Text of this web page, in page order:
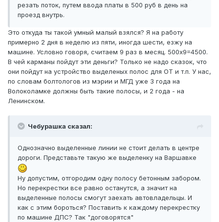
резать поток, путем ввода платы в 500 руб в день на
проезд внутрь.
Это откуда ты такой умный малый взялся? Я на работу
примерно 2 дня в неделю из пяти, иногда шести, езжу на
машине. Условно говоря, считаем 9 раз в месяц. 500х9=4500.
В чей карманы пойдут эти деньги? Только не надо сказок, что
они пойдут на устройство выделеных полос для ОТ и т.п. У нас,
по словам болтологов из мэрии и МГД уже 3 года на
Волоколамке должны быть такие полосы, и 2 года - на
Ленинском.
Чебурашка сказал:
Однозначно выделенные линии не стоит делать в центре
дороги. Представьте такую же выделенку на Варшавке
Ну допустим, отгородим одну полосу бетонным забором.
Но перекрестки все равно останутся, а значит на
выделенные полосы смогут заехать автовладельцы. И
как с этим бороться? Поставить к каждому перекрестку
по машине ДПС? Так "договорятся"